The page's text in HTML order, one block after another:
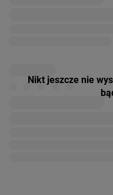
Nikt jeszcze nie